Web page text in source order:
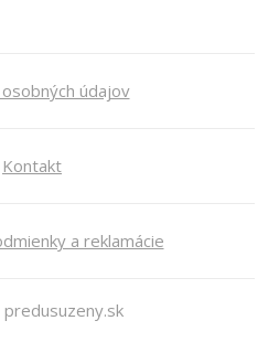
údajov
Kontakt
a reklamácie